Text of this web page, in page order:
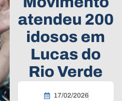
atendeu 200
idosos em
Lucas do
Rio Verde
17/02/2026